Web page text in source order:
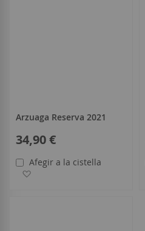
Arzuaga Reserva 2021
34,90 €
Afegir a la cistella